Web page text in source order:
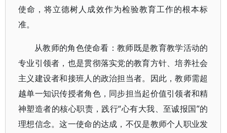
使命，将立德树人成效作为检验教育工作的根本标
准。
从教师的角色使命看：教师既是教育教学活动的
专业引领者，也是贯彻落实党的教育方针、培养社会
主义建设者和接班人的政治担当者。因此，教师需超
越单一知识传授者角色，同步担当起价值引领者和精
神塑造者的核心职责，践行“心有大我、至诚报国”的
理想信念。这一使命的达成，不仅是教师个人职业发